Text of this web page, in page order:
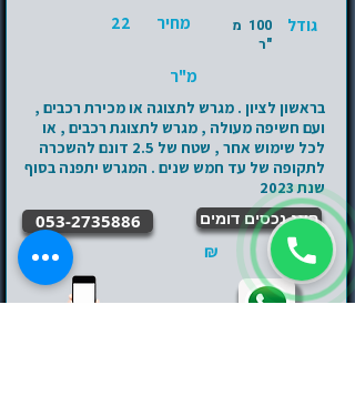
גודל
100 מ
"ר
22 מחיר
מ"ר
בראשון לציון . מגרש לתצוגה או מכירת רכבים ,
ועם חשיפה מעולה , מגרש לתצוגת רכבים , או
לכל שימוש אחר , שטח של 2.5 דונם להשכרה
לתקופה של עד חמש שנים . המגרש יתפנה בסוף
שנת 2023
הצג נכסים דומים 053-2735886
₪